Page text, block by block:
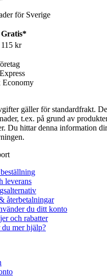
för Sverige
Gratis*
115 kr
gäller för standardfrakt.
t.ex. på grund av
Du hittar denna information
leverans
återbetalningar
du ditt konto
och rabatter
mer hjälp?